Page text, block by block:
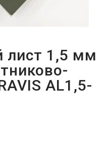
1,5 мм
AL1,5-